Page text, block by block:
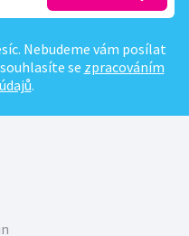
Nebudeme vám posílat
se zpracováním
.